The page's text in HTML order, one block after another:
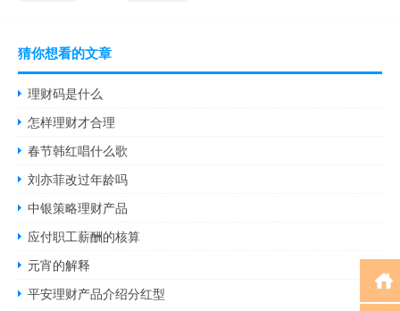
猜你想看的文章
理财码是什么
怎样理财才合理
春节韩红唱什么歌
刘亦菲改过年龄吗
中银策略理财产品
应付职工薪酬的核算
元宵的解释
平安理财产品介绍分红型